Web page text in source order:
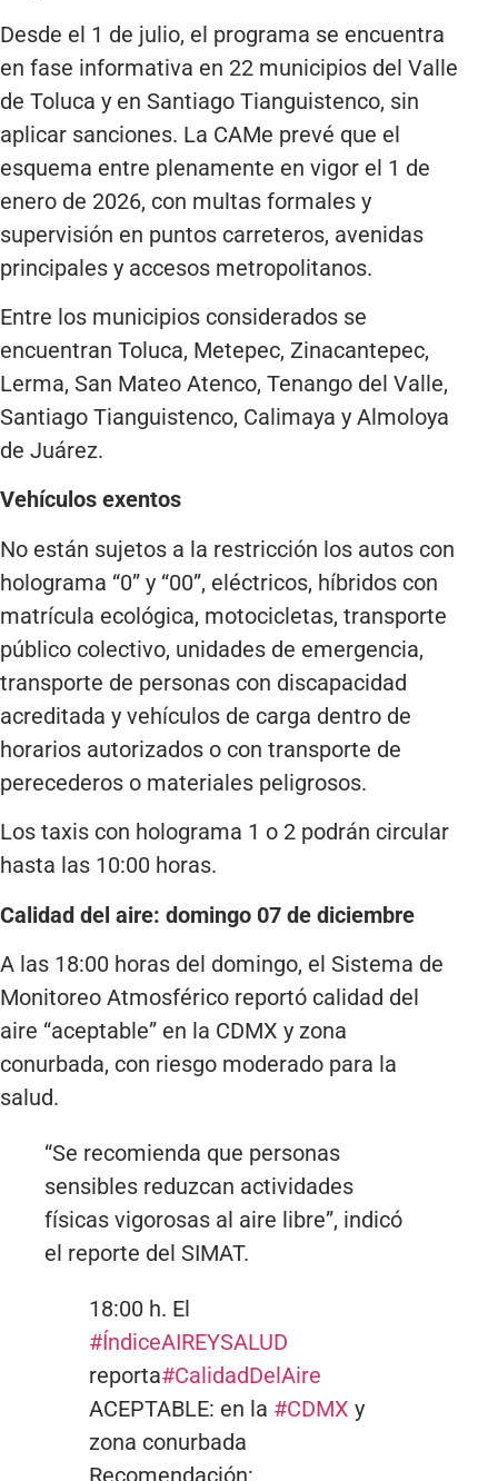
Desde el 1 de julio, el programa se encuentra
en fase informativa en 22 municipios del Valle
de Toluca y en Santiago Tianguistenco, sin
aplicar sanciones. La CAMe prevé que el
esquema entre plenamente en vigor el 1 de
enero de 2026, con multas formales y
supervisión en puntos carreteros, avenidas
principales y accesos metropolitanos.
Entre los municipios considerados se
encuentran Toluca, Metepec, Zinacantepec,
Lerma, San Mateo Atenco, Tenango del Valle,
Santiago Tianguistenco, Calimaya y Almoloya
de Juárez.
Vehículos exentos
No están sujetos a la restricción los autos con
holograma “0” y “00”, eléctricos, híbridos con
matrícula ecológica, motocicletas, transporte
público colectivo, unidades de emergencia,
transporte de personas con discapacidad
acreditada y vehículos de carga dentro de
horarios autorizados o con transporte de
perecederos o materiales peligrosos.
Los taxis con holograma 1 o 2 podrán circular
hasta las 10:00 horas.
Calidad del aire: domingo 07 de diciembre
A las 18:00 horas del domingo, el Sistema de
Monitoreo Atmosférico reportó calidad del
aire “aceptable” en la CDMX y zona
conurbada, con riesgo moderado para la
salud.
“Se recomienda que personas
sensibles reduzcan actividades
físicas vigorosas al aire libre”, indicó
el reporte del SIMAT.
18:00 h. El
#ÍndiceAIREYSALUD
reporta#CalidadDelAire
ACEPTABLE: en la #CDMX y
zona conurbada
Recomendación: